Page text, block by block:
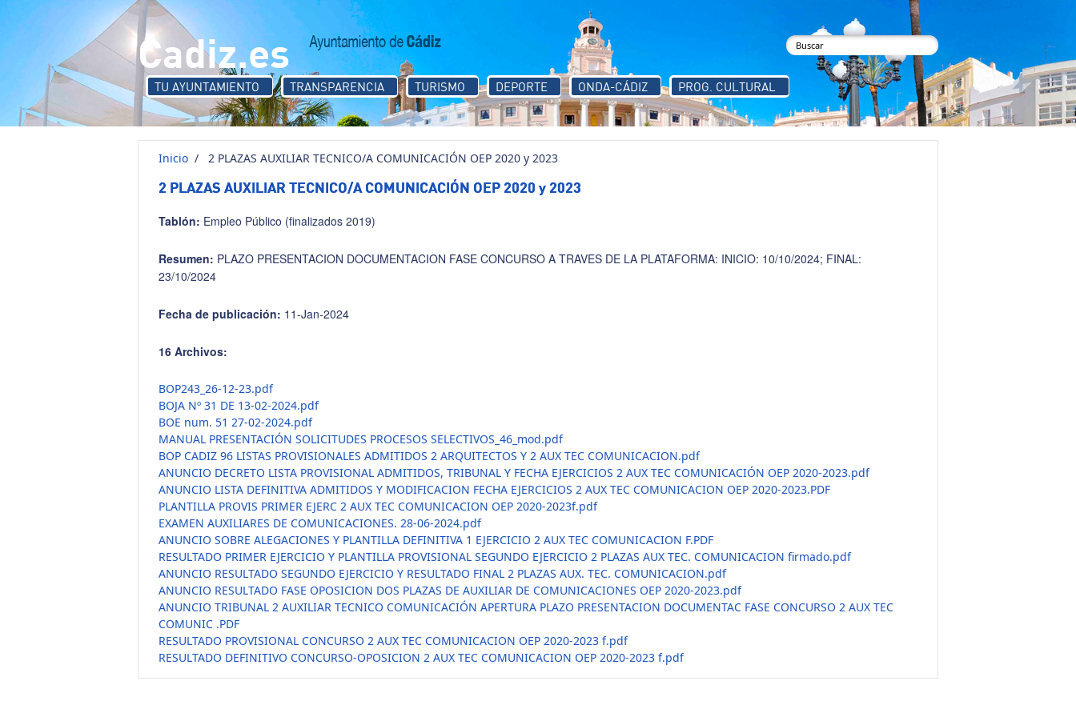
Pasar al contenido principal
Cadiz.es Formulario de búsqueda
TU AYUNTAMIENTO TRANSPARENCIA TURISMO DEPORTE ONDA-CÁDIZ PROG. CULTURAL
Inicio / 2 PLAZAS AUXILIAR TECNICO/A COMUNICACIÓN OEP 2020 y 2023
2 PLAZAS AUXILIAR TECNICO/A COMUNICACIÓN OEP 2020 y 2023
Tablón: Empleo Público (finalizados 2019)
Resumen: PLAZO PRESENTACION DOCUMENTACION FASE CONCURSO A TRAVES DE LA PLATAFORMA: INICIO: 10/10/2024; FINAL:
23/10/2024
Fecha de publicación: 11-Jan-2024
16 Archivos:
BOP243_26-12-23.pdf
BOJA Nº 31 DE 13-02-2024.pdf
BOE num. 51 27-02-2024.pdf
MANUAL PRESENTACIÓN SOLICITUDES PROCESOS SELECTIVOS_46_mod.pdf
BOP CADIZ 96 LISTAS PROVISIONALES ADMITIDOS 2 ARQUITECTOS Y 2 AUX TEC COMUNICACION.pdf
ANUNCIO DECRETO LISTA PROVISIONAL ADMITIDOS, TRIBUNAL Y FECHA EJERCICIOS 2 AUX TEC COMUNICACIÓN OEP 2020-2023.pdf
ANUNCIO LISTA DEFINITIVA ADMITIDOS Y MODIFICACION FECHA EJERCICIOS 2 AUX TEC COMUNICACION OEP 2020-2023.PDF
PLANTILLA PROVIS PRIMER EJERC 2 AUX TEC COMUNICACION OEP 2020-2023f.pdf
EXAMEN AUXILIARES DE COMUNICACIONES. 28-06-2024.pdf
ANUNCIO SOBRE ALEGACIONES Y PLANTILLA DEFINITIVA 1 EJERCICIO 2 AUX TEC COMUNICACION F.PDF
RESULTADO PRIMER EJERCICIO Y PLANTILLA PROVISIONAL SEGUNDO EJERCICIO 2 PLAZAS AUX TEC. COMUNICACION firmado.pdf
ANUNCIO RESULTADO SEGUNDO EJERCICIO Y RESULTADO FINAL 2 PLAZAS AUX. TEC. COMUNICACION.pdf
ANUNCIO RESULTADO FASE OPOSICION DOS PLAZAS DE AUXILIAR DE COMUNICACIONES OEP 2020-2023.pdf
ANUNCIO TRIBUNAL 2 AUXILIAR TECNICO COMUNICACIÓN APERTURA PLAZO PRESENTACION DOCUMENTAC FASE CONCURSO 2 AUX TEC
COMUNIC .PDF
RESULTADO PROVISIONAL CONCURSO 2 AUX TEC COMUNICACION OEP 2020-2023 f.pdf
RESULTADO DEFINITIVO CONCURSO-OPOSICION 2 AUX TEC COMUNICACION OEP 2020-2023 f.pdf